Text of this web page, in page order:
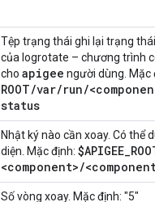
Tệp trạng thái ghi lại trạng
của logrotate – chương trình
cho apigee người dùng. Mặc
ROOT/var/run/
status
Nhật ký nào cần xoay. Có thể
diện. Mặc định: $APIGEE_
<component>/
Số vòng xoay. Mặc định: "5"